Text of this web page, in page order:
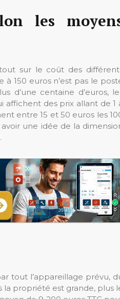
les
sur le coût des
150 euros n’est pas le
d’une centaine d’euros,
affichent des prix allant de 1
entre 15 et 50 euros les
une idée de la
tout l’appareillage prévu,
la propriété est grande, plus